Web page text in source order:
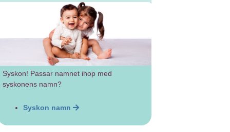
Syskon! Passar namnet ihop med
syskonens namn?
Syskon namn